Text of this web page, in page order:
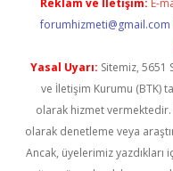
Reklam ve İletişim: E-
forumhizmeti@gmail.com
Yasal Uyarı: Sitemiz, 5651
ve İletişim Kurumu (BTK)
olarak hizmet
olarak denetleme veya
Ancak, üyelerimiz